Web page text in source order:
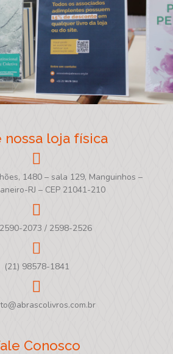
nossa loja física
1480 – sala 129, Manguinhos –
RJ – CEP 21041-210
2073 / 2598-2526
(21) 98578-1841
Conosco